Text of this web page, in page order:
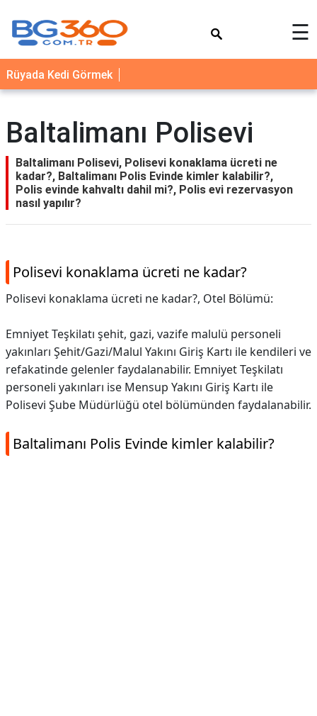
YEMEK
TARİFLERİ
NEDİR
FAYDALARI
SAĞLIK
İLETİŞİM
☰
Rüyada Kedi Görmek
Baltalimanı Polisevi
Baltalimanı Polisevi, Polisevi konaklama ücreti ne
kadar?, Baltalimanı Polis Evinde kimler kalabilir?,
Polis evinde kahvaltı dahil mi?, Polis evi rezervasyon
nasıl yapılır?
Polisevi konaklama ücreti ne kadar?
Polisevi konaklama ücreti ne kadar?, Otel Bölümü:
Emniyet Teşkilatı şehit, gazi, vazife malulü personeli
yakınları Şehit/Gazi/Malul Yakını Giriş Kartı ile kendileri ve
refakatinde gelenler faydalanabilir. Emniyet Teşkilatı
personeli yakınları ise Mensup Yakını Giriş Kartı ile
Polisevi Şube Müdürlüğü otel bölümünden faydalanabilir.
Baltalimanı Polis Evinde kimler kalabilir?